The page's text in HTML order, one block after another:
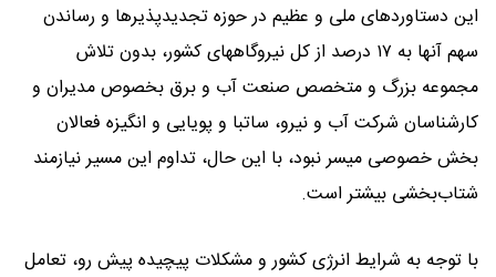
این دستاوردهای ملی و عظیم در حوزه تجدیدپذیرها و رساندن
سهم آنها به ۱۷ درصد از کل نیروگاههای کشور، بدون تلاش
مجموعه بزرگ و متخصص صنعت آب و برق بخصوص مدیران و
کارشناسان شرکت آب و نیرو، ساتبا و پویایی و انگیزه فعالان
بخش خصوصی میسر نبود، با این حال، تداوم این مسیر نیازمند
شتاب‌بخشی بیشتر است.
با توجه به شرایط انرژی کشور و مشکلات پیچیده پیش رو، تعامل